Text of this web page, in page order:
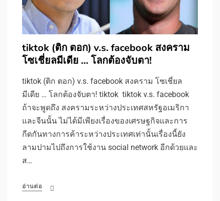
tiktok (ติก ตอก) v.s. facebook สงคราม
โซเชี่ยลมีเดีย … โลกต้องจับตา!
tiktok (ติก ตอก) v.s. facebook สงคราม โซเชี่ยล
มีเดีย … โลกต้องจับตา! tiktok tiktok v.s. facebook
ถ้าจะพูดถึง สงครามระหว่างประเทศสหรัฐอเมริกา
และจีนนั้น ไม่ได้มีเพียงเรื่องของเศรษฐกิจและการ
กีดกันทางการค้าระหว่างประเทศเท่านั้นเรื่องนี้ยัง
ลามปามไปถึงการใช้งาน social network อีกด้วยและ
ส…
อ่านต่อ